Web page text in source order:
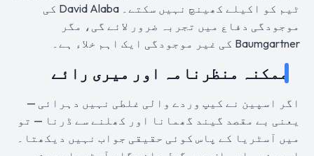
ٹیم کو اکیلے کھینچ نہیں سکتے۔ David Alaba کی
موجودگی دفاع میں تجربہ ضرور لائے گی، مگر
Baumgartner کی غیر موجودگی ایک اہم خلاء ہے۔
ممکنہ منظرنامہ اور میری رائے
اگر اسپین نے کیپ وردے والی غلطی نہیں دہرائی —
یعنی بے مقصد گیند گھمانا اور کھلنے سے ڈرنا — تو
میں آسٹریا کے پاس کوئی حقیقی جواب نہیں دیکھتا۔